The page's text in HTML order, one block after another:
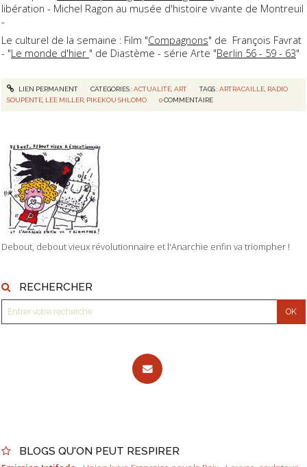
Debout, debout vieux révolutionnaire et l'Anarchie enfin va triompher !
RECHERCHER
BLOGS QU'ON PEUT RESPIRER
libération - Michel Ragon au musée d'histoire vivante de Montreuil
-
Le culturel de la semaine : Film "Compagnons" de François Favrat
- "Le monde d'hier " de Diastème - série Arte "Berlin 56 - 59 - 63"
LIEN PERMANENT CATÉGORIES :ACTUALITÉ, ART TAGS :ARTRACAILLE RADIO
SOUPENTE LEE MILLER PIKEKOU SHLOMO 0 COMMENTAIRE